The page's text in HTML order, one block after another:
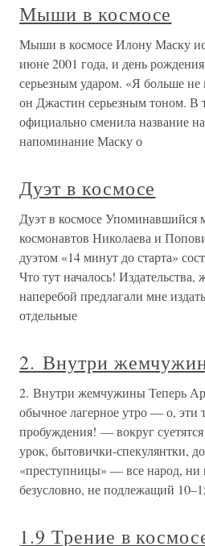
Мыши в космосе
Мыши в космосе Илону Маску
июне 2001 года, и день рождения
серьезным ударом. «Я больше
он Джастин серьезным тоном. В
официально сменила название
напоминание Маску о
Дуэт в космосе
Дуэт в космосе
космонавтов Николаева и
дуэтом «14 минут до старта»
Что тут началось!
наперебой предлагали мне
отдельные
2. Внутри
2. Внутри жемчужины Теперь
обычное лагерное утро — о,
пробуждения! — вокруг
урок, бытовички-спекулянтки,
«преступницы» — все народ, ни
безусловно, не подлежащий
1.9 Трение в